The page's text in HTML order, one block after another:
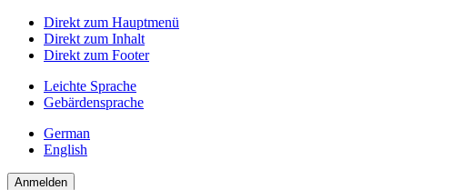
Direkt zum Hauptmenü
Direkt zum Inhalt
Direkt zum Footer
Leichte Sprache
Gebärdensprache
German
English
Anmelden